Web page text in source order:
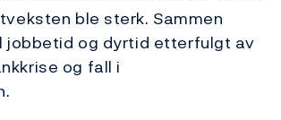
ble sterk. Sammen
og dyrtid etterfulgt av
og fall i